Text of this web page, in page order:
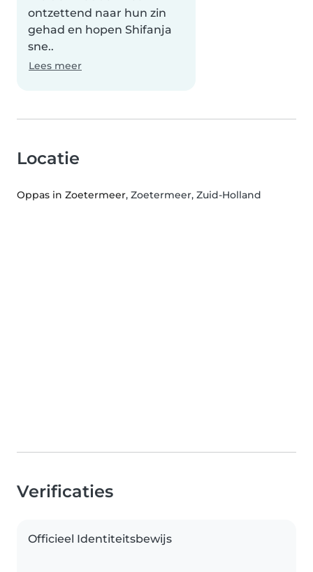
ontzettend naar hun zin
gehad en hopen Shifanja
sne..
Lees meer
Locatie
Oppas in Zoetermeer, Zoetermeer, Zuid-Holland
Verificaties
Officieel Identiteitsbewijs